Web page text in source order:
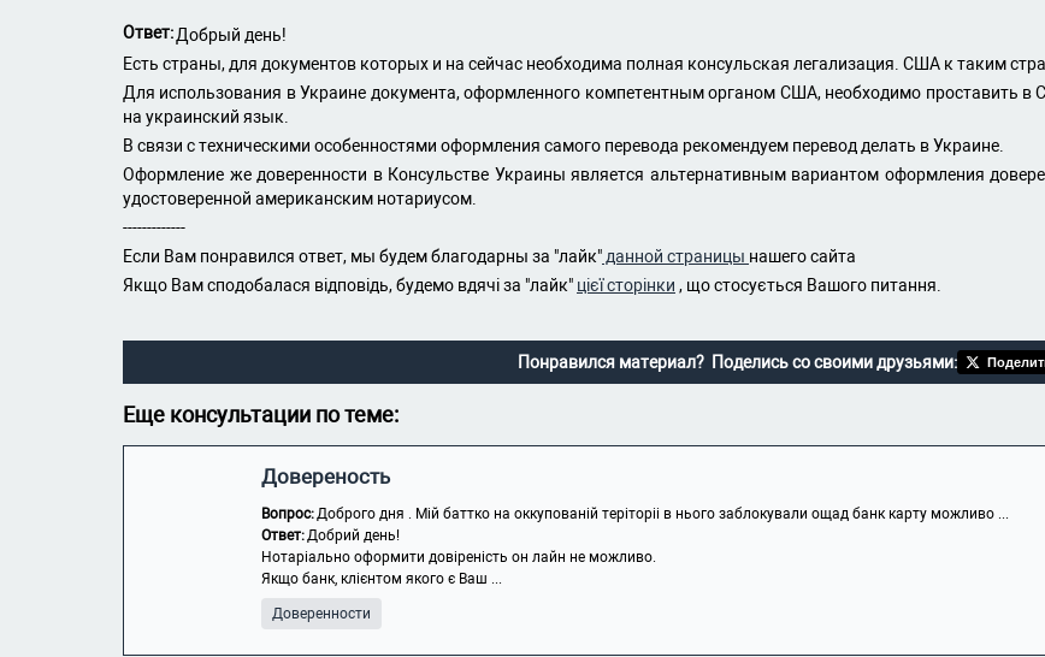
Ответ:Добрый день!
Есть страны, для документов которых и на сейчас необходима полная консульская легализация. США к таким
Для использования в Украине документа, оформленного компетентным органом США, необходимо проставить в
на украинский язык.
В связи с техническими особенностями оформления самого перевода рекомендуем перевод делать в Украине.
Оформление же доверенности в Консульстве Украины является альтернативным вариантом оформления
удостоверенной американским нотариусом.
-------------
Если Вам понравился ответ, мы будем благодарны за "лайк" данной страницы нашего сайта
Якщо Вам сподобалася відповідь, будемо вдячі за "лайк" цієї сторінки , що стосується Вашого питання.
Понравился материал? Поделись со своими друзьями:
Еще консультации по теме:
Довереность
Вопрос:Доброго дня . Мій баттко на оккупованій теріторіі в нього заблокували ощад банк карту можливо ...
Ответ:Добрий день!
Нотаріально оформити довіреність он лайн не можливо.
Якщо банк, клієнтом якого є Ваш ...
Доверенности